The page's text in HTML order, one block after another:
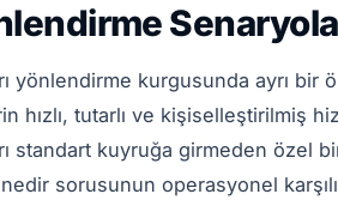
yönlendirme kurgusunda ayrı bir
tutarlı ve kişiselleştirilmiş
standart kuyruğa girmeden özel
sorusunun operasyonel